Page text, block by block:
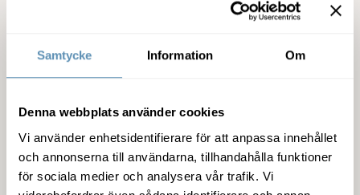
Samtycke Information Om
Denna webbplats använder cookies
Vi använder enhetsidentifierare för att anpassa innehållet
och annonserna till användarna, tillhandahålla funktioner
för sociala medier och analysera vår trafik. Vi
Terrass
Detaljer om lokalen